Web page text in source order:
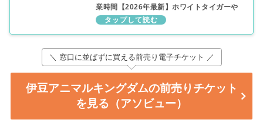
業時間【2026年最新】ホワイトタイガーや
キリンの餌やりも
＼ 窓口に並ばずに買える前売り電子チケット ／
伊豆アニマルキングダムの前売りチケット
を見る（アソビュー）